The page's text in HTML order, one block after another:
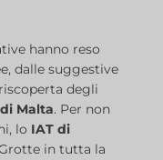
hanno reso
dalle suggestive
degli
Malta. Per non
lo IAT di
in tutta la